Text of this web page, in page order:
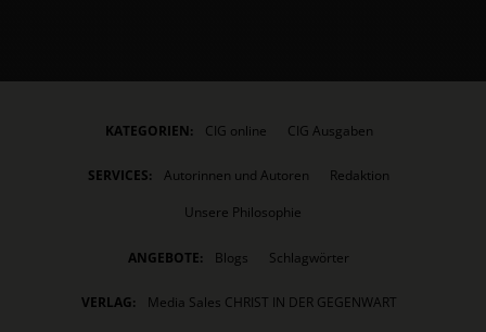
KATEGORIEN: CIG online CIG Ausgaben
SERVICES: Autorinnen und Autoren
Redaktion
Unsere Philosophie
ANGEBOTE: Blogs Schlagwörter
VERLAG:
Media Sales CHRIST IN DER GEGENWART